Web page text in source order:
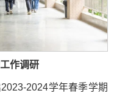
作调研
2024学年春季学期